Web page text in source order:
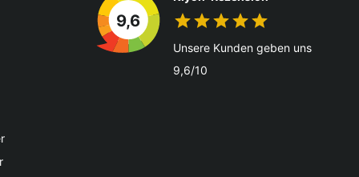
9,6
Unsere Kunden geben uns
9,6/10